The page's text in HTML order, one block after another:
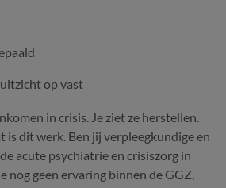
op vast
in crisis. Je ziet ze herstellen.
is dit werk. Ben jij verpleegkundige en
acute psychiatrie en crisiszorg in
nog geen ervaring binnen de GGZ,